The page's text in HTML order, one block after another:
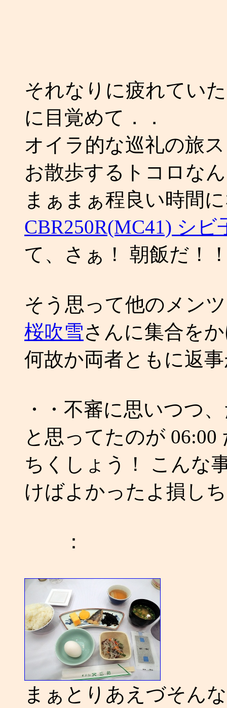
それなりに疲れてい
に目覚めて．．
オイラ的な巡礼の旅
お散歩するトコロな
まぁまぁ程良い時間
CBR250R(MC41) シビ
て、さぁ！ 朝飯だ！
そう思って他のメン
桜吹雪さんに集合を
何故か両者ともに返
・・不審に思いつつ
と思ってたのが
ちくしょう！ こんな
けばよかったよ損し
：
まぁとりあえづそん